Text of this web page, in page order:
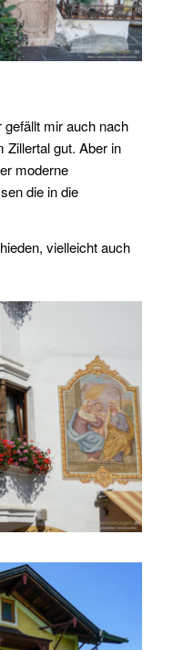
mir auch nach
Zillertal gut. Aber in
moderne
die in die
vielleicht auch